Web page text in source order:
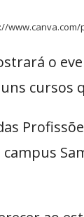
www.canva.com/
o
cursos